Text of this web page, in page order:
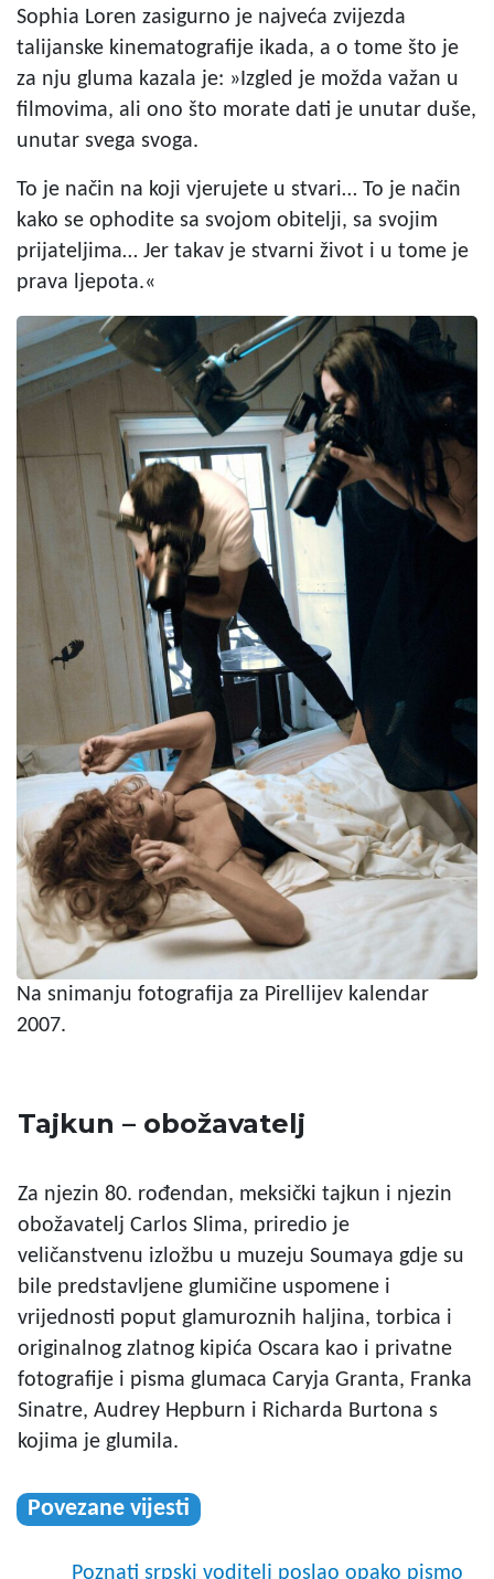
Sophia Loren zasigurno je najveća zvijezda
talijanske kinematografije ikada, a o tome što je
za nju gluma kazala je: »Izgled je možda važan u
filmovima, ali ono što morate dati je unutar duše,
unutar svega svoga.
To je način na koji vjerujete u stvari… To je način
kako se ophodite sa svojom obitelji, sa svojim
prijateljima… Jer takav je stvarni život i u tome je
prava ljepota.«
Na snimanju fotografija za Pirellijev kalendar
2007.
Tajkun – obožavatelj
Za njezin 80. rođendan, meksički tajkun i njezin
obožavatelj Carlos Slima, priredio je
veličanstvenu izložbu u muzeju Soumaya gdje su
bile predstavljene glumičine uspomene i
vrijednosti poput glamuroznih haljina, torbica i
originalnog zlatnog kipića Oscara kao i privatne
fotografije i pisma glumaca Caryja Granta, Franka
Sinatre, Audrey Hepburn i Richarda Burtona s
kojima je glumila.
Povezane vijesti
Poznati srpski voditelj poslao opako pismo